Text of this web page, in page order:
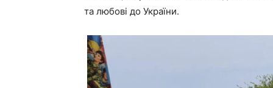
та любові до України.